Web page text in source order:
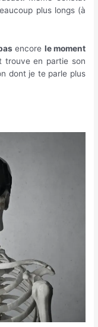
plus longs (à
encore le moment
trouve en partie son
dont je te parle plus